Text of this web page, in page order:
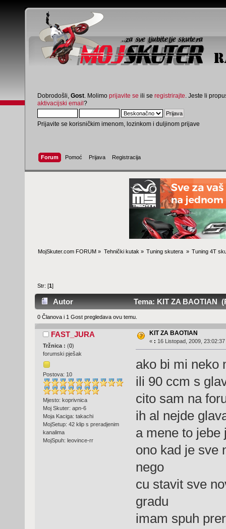
Dobrodošli, Gost . Molimo prijavite se ili se registrirajte . Jeste li
aktivacijski email?
Prijavite se korisničkim imenom, lozinkom i duljinom prijave
Forum Pomoć Prijava Registracija
MojSkuter.com FORUM » Tehnički kutak » Tuning skutera » Tuning 4T
Str: [1]
Autor Tema: KIT ZA BAOTIAN
0 Članova i 1 Gost pregledava ovu temu.
FAST_JURA
Tržnica : (0)
forumski pješak
Postova: 10
Mjesto: koprivnica
Moj Skuter: apn-6
Moja Kaciga: takachi
MojSetup: 42 klip s preradjenim
kanalima
MojSpuh: leovince-rr
KIT ZA BAOTIAN
« : 16 Listopad, 2009, 23:02:37
ako bi mi neko
ili 90 ccm s
cito sam na
ih al nejde
a mene to jebe
ono kad je sve
nego
cu stavit sve
gradu
imam spuh